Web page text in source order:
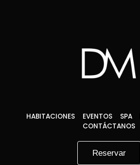
HABITACIONES EVENTOS SPA
CONTÁCTANOS
Reservar